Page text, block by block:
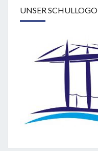
UNSER SCHULLOGO